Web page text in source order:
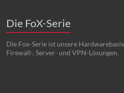
Die FoX-Serie
Die Fox-Serie ist unsere
Firewall-, Server- und VPN-Lösungen.